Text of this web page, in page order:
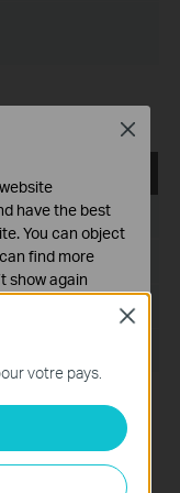
12.5)
votre pays.
Close
have the best
You can object
find more
show again
du
dans vos
d'analyser vos
et ajuster les
Close